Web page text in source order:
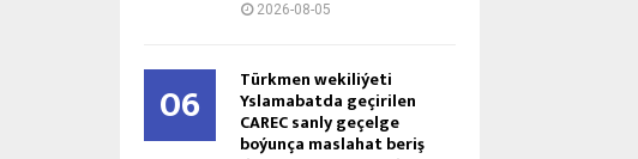
2026-08-05
06 Türkmen wekiliýeti
Yslamabatda geçirilen
CAREC sanly geçelge
boýunça maslahat beriş